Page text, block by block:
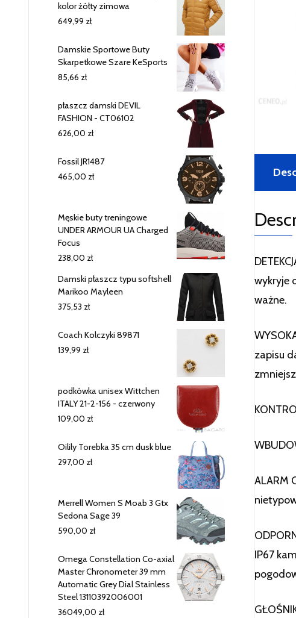
wykryje
ważne.
zapisu
ALARM
IP67
kolor żółty zimowa
649,99 zł
Damskie Sportowe Buty
Skarpetkowe Szare KeSports
85,66 zł
płaszcz damski DEVIL
FASHION - CT06102
626,00 zł
Fossil JR1487
465,00 zł
Męskie buty treningowe
UNDER ARMOUR UA Charged
Focus
238,00 zł
Damski płaszcz typu softshell
Marikoo Mayleen
375,53 zł
Coach Kolczyki 89871
139,99 zł
podkówka unisex Wittchen
ITALY 21-2-156 - czerwony
109,00 zł
Oilily Torebka 35 cm dusk blue
297,00 zł
Merrell Women S Moab 3 Gtx
Sedona Sage 39
590,00 zł
Omega Constellation Co-axial
Master Chronometer 39 mm
Automatic Grey Dial Stainless
Steel 13110392006001
36049,00 zł